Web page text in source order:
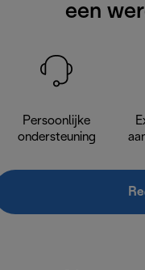
een
Persoonlijke
ondersteuning